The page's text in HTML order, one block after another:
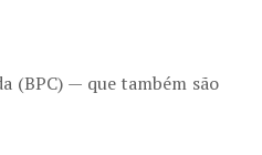
(BPC) — que também são